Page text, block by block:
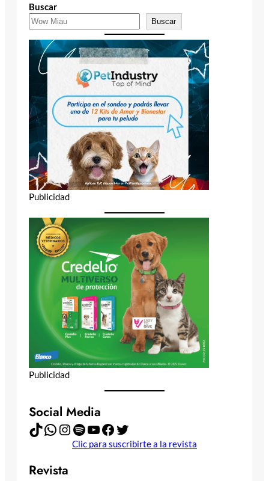
Buscar
Buscar
Publicidad
Publicidad
Social Media
TikTok WhatsApp Instagram Spotify YouTube Facebook Twitter
Clic para suscribirte a la revista
Revista